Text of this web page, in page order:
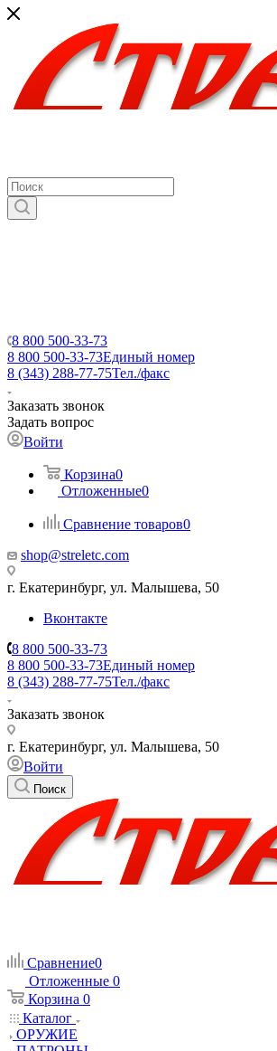
8 800 500-33-73
8 800 500-33-73Единый номер
8 (343) 288-77-75Тел./факс
Заказать звонок
Задать вопрос
Войти
Корзина0
Отложенные0
Сравнение товаров0
shop@streletc.com
г. Екатеринбург, ул. Малышева, 50
Вконтакте
8 800 500-33-73
8 800 500-33-73Единый номер
8 (343) 288-77-75Тел./факс
Заказать звонок
г. Екатеринбург, ул. Малышева, 50
Войти
Поиск
Сравнение0
Отложенные 0
Корзина 0
Каталог
ОРУЖИЕ